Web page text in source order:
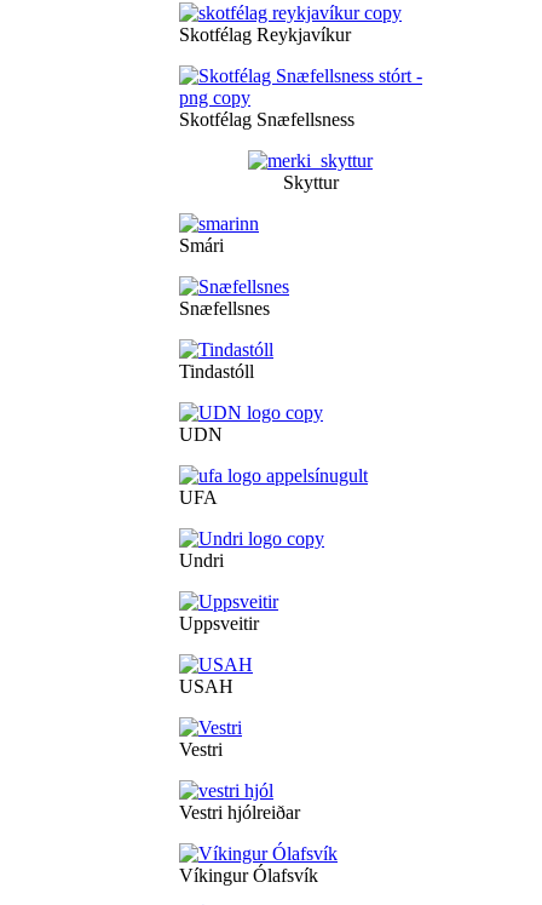
Skotfélag Reykjavíkur
Skotfélag Snæfellsness
Skyttur
Smári
Snæfellsnes
Tindastóll
UDN
UFA
Undri
Uppsveitir
USAH
Vestri
Vestri hjólreiðar
Víkingur Ólafsvík